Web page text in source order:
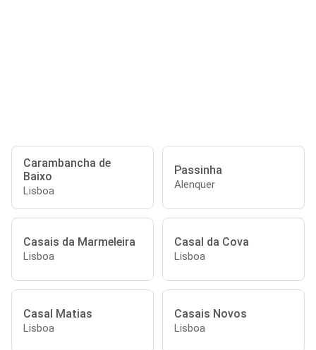
Carambancha de
Baixo
Lisboa
Passinha
Alenquer
Casais da Marmeleira
Lisboa
Casal da Cova
Lisboa
Casal Matias
Lisboa
Casais Novos
Lisboa